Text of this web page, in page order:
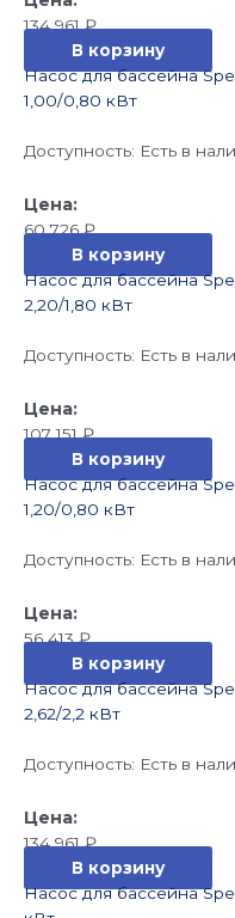
134 961₽
В корзину
Насос для бассейна
1,00/0,80 кВт
Доступность: Есть в
60 726₽
В корзину
Насос для бассейна
2,20/1,80 кВт
Доступность: Есть в
107 151₽
В корзину
Насос для бассейна
1,20/0,80 кВт
Доступность: Есть в
56 413₽
В корзину
Насос для бассейна
2,62/2,2 кВт
Доступность: Есть в
134 961₽
В корзину
Насос для бассейна